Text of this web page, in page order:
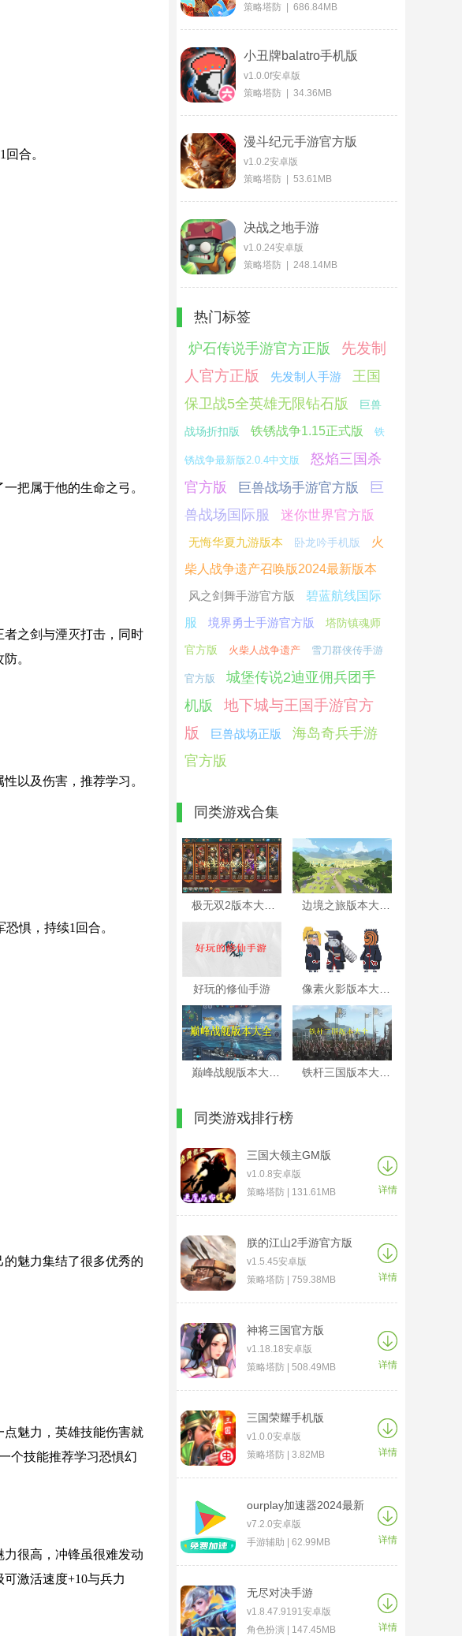
合。
把属于他的生命之弓。
之剑与湮灭打击，同时
。
以及伤害，推荐学习。
惧，持续1回合。
魅力集结了很多优秀的
魅力，英雄技能伤害就
个技能推荐学习恐惧幻
很高，冲锋虽很难发动
激活速度+10与兵力
策略塔防 | 686.84MB
小丑牌balatro手机版
v1.0.0f安卓版
策略塔防 | 34.36MB
漫斗纪元手游官方版
v1.0.2安卓版
策略塔防 | 53.61MB
决战之地手游
v1.0.24安卓版
策略塔防 | 248.14MB
热门标签
炉石传说手游官方正版
先发制
人官方正版
先发制人手游
王国
保卫战5全英雄无限钻石版
巨兽
战场折扣版 铁锈战争1.15正式版 铁
锈战争最新版2.0.4中文版
怒焰三国杀
官方版
巨兽战场手游官方版
巨
兽战场国际服
迷你世界官方版
无悔华夏九游版本 卧龙吟手机版
火
柴人战争遗产召唤版2024最新版本
风之剑舞手游官方版
碧蓝航线国际
服
境界勇士手游官方版 塔防镇魂师
官方版 火柴人战争遗产 雪刀群侠传手游
官方版
城堡传说2迪亚佣兵团手
机版
地下城与王国手游官方
版
巨兽战场正版
海岛奇兵手游
官方版
同类游戏合集
好玩的修仙手游
同类游戏排行榜
三国大领主GM版
v1.0.8安卓版
策略塔防 | 131.61MB
详情
朕的江山2手游官方版
v1.5.45安卓版
策略塔防 | 759.38MB
详情
神将三国官方版
v1.18.18安卓版
策略塔防 | 508.49MB
详情
三国荣耀手机版
v1.0.0安卓版
策略塔防 | 3.82MB
详情
ourplay加速器2024最新
版
v7.2.0安卓版
手游辅助 | 62.99MB
详情
无尽对决手游
v1.8.47.9191安卓版
角色扮演 | 147.45MB
详情